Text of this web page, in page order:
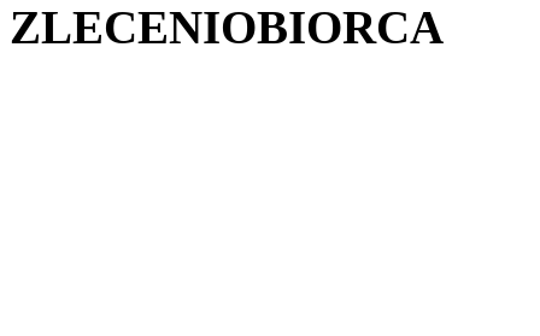
ZLECENIOBIORCA